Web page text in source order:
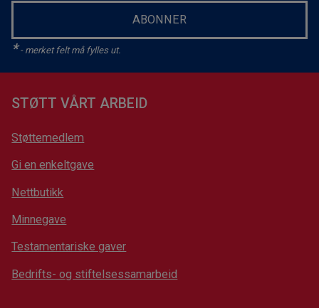
ABONNER
*- merket felt må fylles ut.
STØTT VÅRT ARBEID
Støttemedlem
Gi en enkeltgave
Nettbutikk
Minnegave
Testamentariske gaver
Bedrifts- og stiftelsessamarbeid